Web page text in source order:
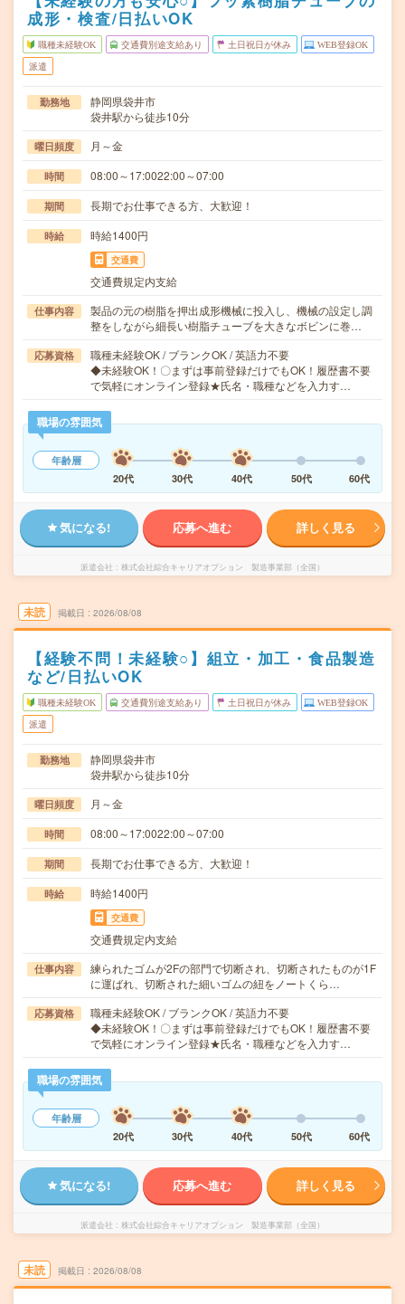
成形・検査/日払いOK
職種未経験OK 交通費別途支給あり 土日祝日が休み WEB登録OK
派遣
勤務地
静岡県袋井市
袋井駅から徒歩10分
曜日頻度 月～金
時間 08:00～17:0022:00～07:00
期間 長期でお仕事できる方、大歓迎！
時給 時給1400円
交通費
交通費規定内支給
仕事内容
製品の元の樹脂を押出成形機械に投入し、機械の設定し調
整をしながら細長い樹脂チューブを大きなボビンに巻…
応募資格
職種未経験OK / ブランクOK / 英語力不要
◆未経験OK！〇まずは事前登録だけでもOK！履歴書不要
で気軽にオンライン登録★氏名・職種などを入力す…
職場の雰囲気
年齢層
20代
30代 40代 50代 60代
気になる! 応募へ進む 詳しく見る
派遣会社 株式会社綜合キャリアオプション 製造事業部（全国）
未読 掲載日 2026/08/08
【経験不問！未経験○】組立・加工・食品製造
など/日払いOK
職種未経験OK 交通費別途支給あり 土日祝日が休み WEB登録OK
派遣
勤務地
静岡県袋井市
袋井駅から徒歩10分
曜日頻度 月～金
時間 08:00～17:0022:00～07:00
期間 長期でお仕事できる方、大歓迎！
時給 時給1400円
交通費
交通費規定内支給
仕事内容
練られたゴムが2Fの部門で切断され、切断されたものが1F
に運ばれ、切断された細いゴムの紐をノートくら…
応募資格
職種未経験OK / ブランクOK / 英語力不要
◆未経験OK！〇まずは事前登録だけでもOK！履歴書不要
で気軽にオンライン登録★氏名・職種などを入力す…
職場の雰囲気
年齢層
20代
30代 40代 50代 60代
気になる! 応募へ進む 詳しく見る
派遣会社 株式会社綜合キャリアオプション 製造事業部（全国）
未読 掲載日 2026/08/08